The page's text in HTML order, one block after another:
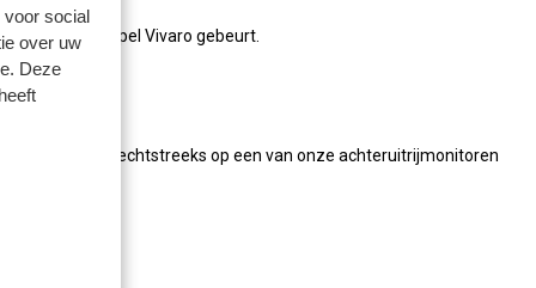
voor social
over uw
Deze
achter uw Opel Vivaro gebeurt.
rechtstreeks op een van onze achteruitrijmonitoren